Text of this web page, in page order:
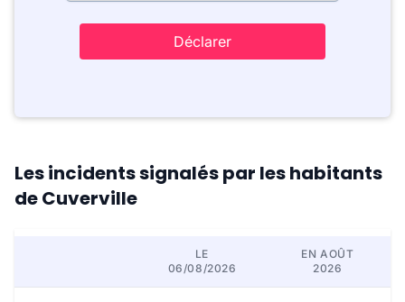
Déclarer
Les incidents signalés par les habitants
de Cuverville
LE
06/08/2026
EN AOÛT
2026